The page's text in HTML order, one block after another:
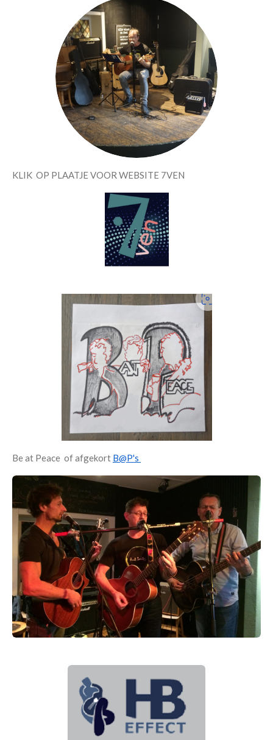
KLIK OP PLAATJE VOOR WEBSITE 7VEN
Be at Peace of afgekort B@P's